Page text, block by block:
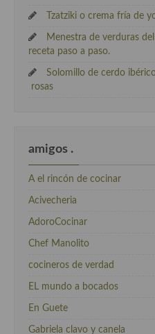
Tzatziki o crema fría de
Menestra de verduras
receta paso a paso.
Solomillo de cerdo
rosas
amigos .
A el rincón de cocinar
Acivecheria
AdoroCocinar
Chef Manolito
cocineros de verdad
EL mundo a bocados
En Guete
Gabriela clavo y canela